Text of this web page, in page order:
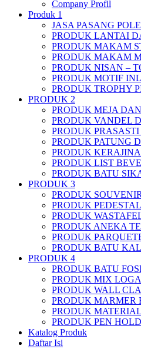
Company Profil
Produk 1
JASA PASANG
PRODUK LANTAI
PRODUK MAKAM
PRODUK MAKAM
PRODUK NISAN –
PRODUK MOTIF
PRODUK TROPHY
PRODUK 2
PRODUK MEJA
PRODUK VANDEL
PRODUK
PRODUK PATUNG
PRODUK
PRODUK LIST
PRODUK BATU
PRODUK 3
PRODUK SOUVENIR
PRODUK
PRODUK
PRODUK ANEKA
PRODUK
PRODUK BATU
PRODUK 4
PRODUK BATU
PRODUK MIX
PRODUK WALL
PRODUK MARMER
PRODUK
PRODUK PEN
Katalog Produk
Daftar Isi